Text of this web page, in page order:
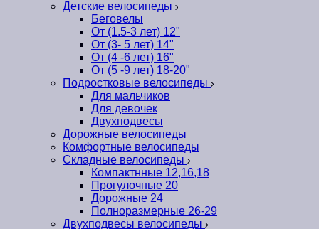
Детские велосипеды
Беговелы
От (1.5-3 лет) 12"
От (3- 5 лет) 14"
От (4 -6 лет) 16"
От (5 -9 лет) 18-20"
Подростковые велосипеды
Для мальчиков
Для девочек
Двухподвесы
Дорожные велосипеды
Комфортные велосипеды
Складные велосипеды
Компактнные 12,16,18
Прогулочные 20
Дорожные 24
Полноразмерные 26-29
Двухподвесы велосипеды